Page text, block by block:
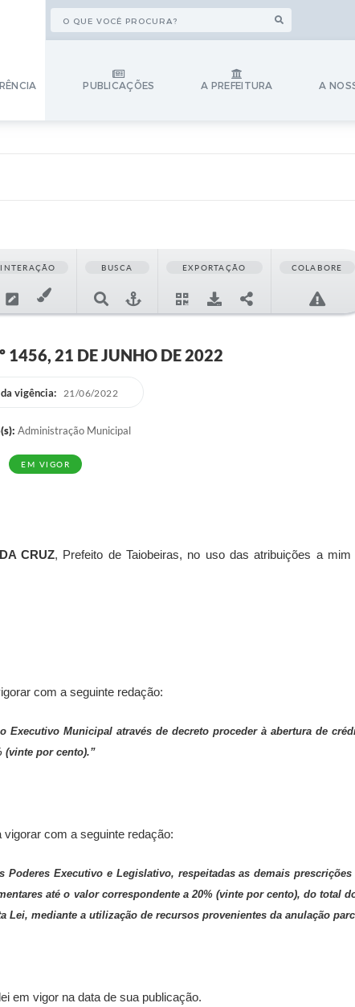
PUBLICAÇÕES A PREFEITURA A
INTERAÇÃO BUSCA EXPORTAÇÃO COLABORE
1456, 21 DE JUNHO DE 2022
vigência: 21/06/2022
Administração Municipal
EM VIGOR
CRUZ, Prefeito de Taiobeiras, no uso das atribuições a
com a seguinte redação:
Executivo Municipal através de decreto proceder à abertura de
(vinte por cento).”
vigorar com a seguinte redação:
Poderes Executivo e Legislativo, respeitadas as demais
até o valor correspondente a 20% (vinte por cento), do total
Lei, mediante a utilização de recursos provenientes da anulação
em vigor na data de sua publicação.